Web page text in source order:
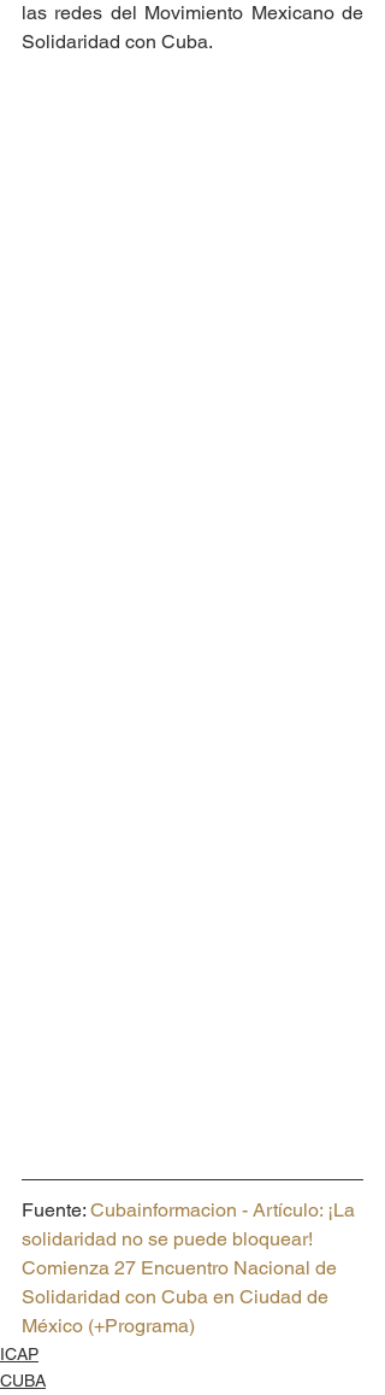
las redes del Movimiento Mexicano de
Solidaridad con Cuba.
Fuente: Cubainformacion - Artículo: ¡La
solidaridad no se puede bloquear!
Comienza 27 Encuentro Nacional de
Solidaridad con Cuba en Ciudad de
México (+Programa)
ICAP
CUBA